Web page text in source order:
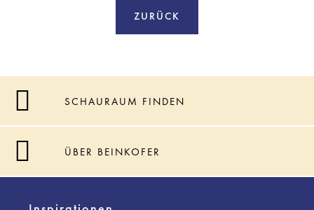
ZURÜCK
SCHAURAUM FINDEN
ÜBER BEINKOFER